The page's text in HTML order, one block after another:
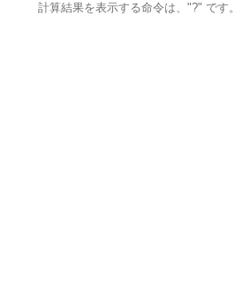
計算結果を表示する命令は、"?" です。